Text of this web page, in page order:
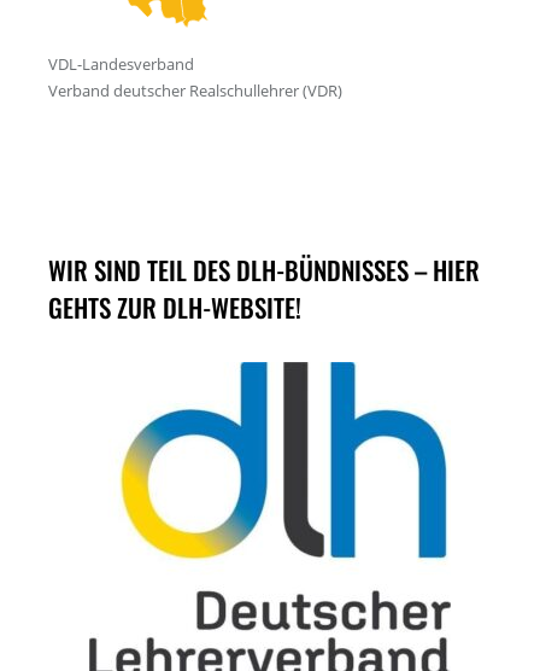
WIR SIND TEIL DES DLH-BÜNDNISSES – HIER
GEHTS ZUR DLH-WEBSITE!